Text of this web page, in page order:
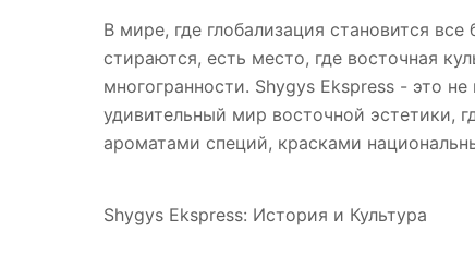
В мире, где глобализация становится
стираются, есть место, где восточная
многогранности. Shygys Ekspress - это
удивительный мир восточной эстетики,
ароматами специй, красками
Shygys Ekspress: История и Культура